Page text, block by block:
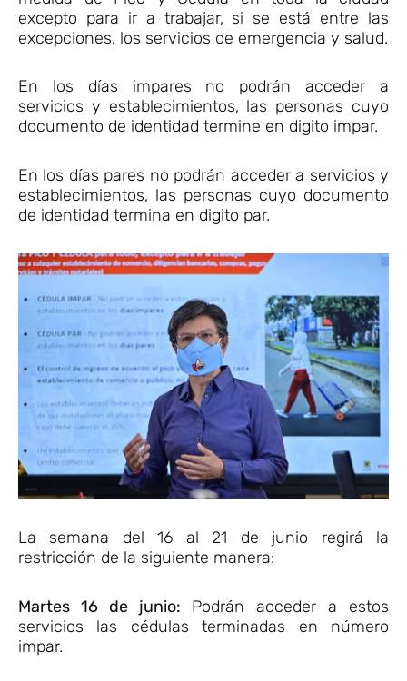
excepto para ir a trabajar, si se está entre las
excepciones, los servicios de emergencia y salud.
En los días impares no podrán acceder a
servicios y establecimientos, las personas cuyo
documento de identidad termine en digito impar.
En los días pares no podrán acceder a servicios y
establecimientos, las personas cuyo documento
de identidad termina en digito par.
La semana del 16 al 21 de junio regirá la
restricción de la siguiente manera:
Martes 16 de junio: Podrán acceder a estos
servicios las cédulas terminadas en número
impar.